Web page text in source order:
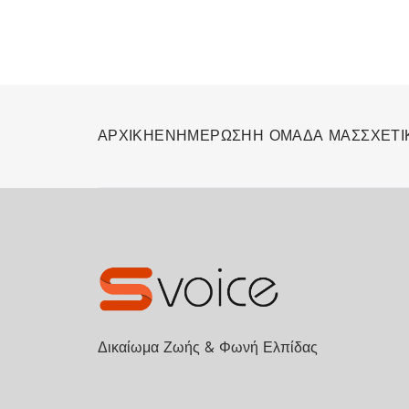
ΑΡΧΙΚΗΕΝΗΜΕΡΩΣΗΗ ΟΜΑΔΑ ΜΑΣ
Δικαίωμα Ζωής & Φωνή Ελπίδας